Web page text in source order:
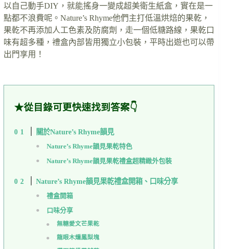
以自己動手DIY，就能搖身一變成超美衛生紙盒，實在是一
點都不浪費呢。Nature’s Rhyme他們主打低溫烘焙的果乾，
果乾不再添加人工色素及防腐劑，走一個低糖路線，果乾口
味有超多種，禮盒內部皆用獨立小包裝，平時出遊也可以帶
出門享用！
★從目錄可更快速找到答案👇
關於Nature’s Rhyme韻見
Nature’s Rhyme韻見果乾特色
Nature’s Rhyme韻見果乾禮盒超精緻外包裝
Nature’s Rhyme韻見果乾禮盒開箱、口味分享
禮盒開箱
口味分享
無糖愛文芒果乾
龍眼木燻鳳梨塊